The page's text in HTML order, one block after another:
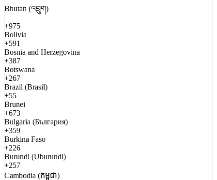
Bhutan (འབྲུག)
+975
Bolivia
+591
Bosnia and Herzegovina
+387
Botswana
+267
Brazil (Brasil)
+55
Brunei
+673
Bulgaria (България)
+359
Burkina Faso
+226
Burundi (Uburundi)
+257
Cambodia (កម្ពុជា)